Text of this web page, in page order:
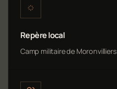
Repère local
Camp militaire de Moronvilliers